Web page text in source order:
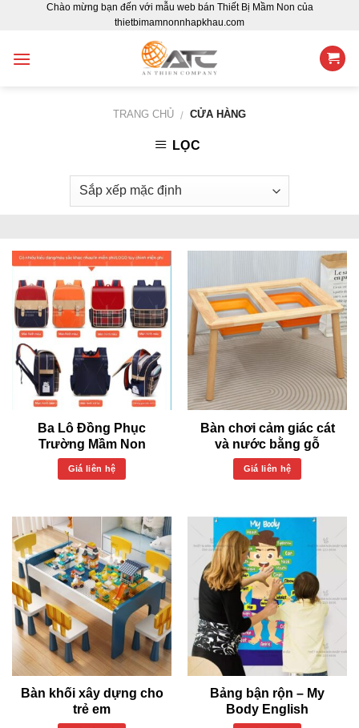
Chào mừng bạn đến với mẫu web bán Thiết Bị Mầm Non của
thietbimamnonnhapkhau.com
TRANG CHỦ / CỬA HÀNG
LỌC
Ba Lô Đồng Phục
Trường Mầm Non
Giá liên hệ
Bàn chơi cảm giác cát
và nước bằng gỗ
Giá liên hệ
Bàn khối xây dựng cho
trẻ em
Bảng bận rộn – My
Body English